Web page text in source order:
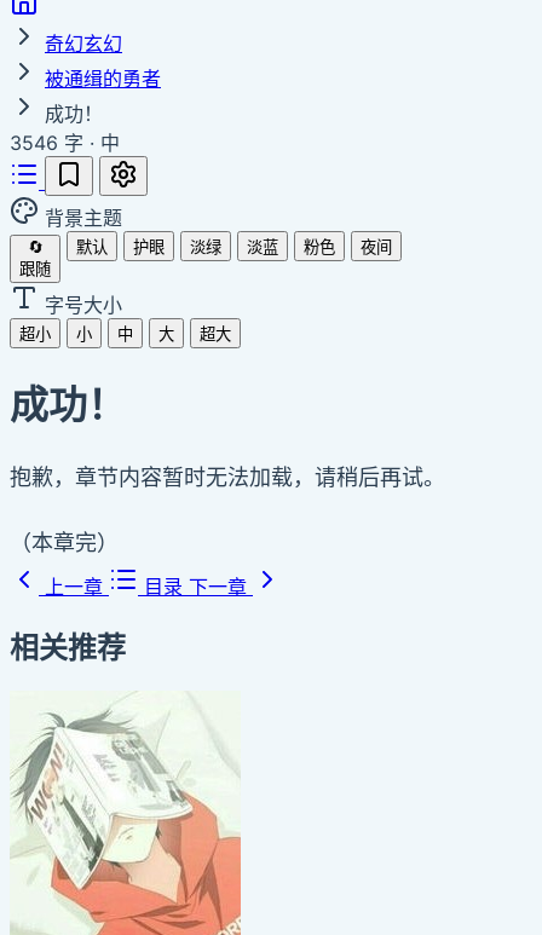
奇幻玄幻
被通缉的勇者
成功！
3546 字 · 中
背景主题
🔄
跟随
默认 护眼 淡绿 淡蓝 粉色 夜间
字号大小
超小 小 中 大 超大
成功！
抱歉，章节内容暂时无法加载，请稍后再试。
（本章完）
上一章 目录 下一章
相关推荐